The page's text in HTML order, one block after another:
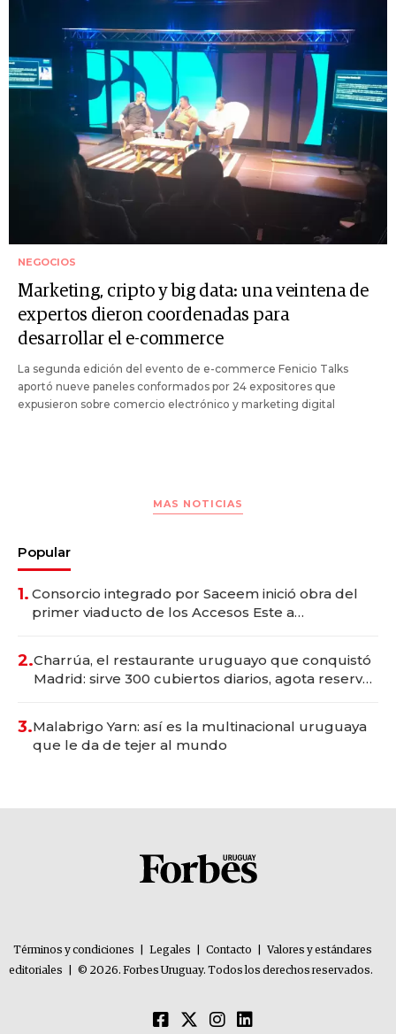
NEGOCIOS
Marketing, cripto y big data: una veintena de
expertos dieron coordenadas para
desarrollar el e-commerce
La segunda edición del evento de e-commerce Fenicio Talks
aportó nueve paneles conformados por 24 expositores que
expusieron sobre comercio electrónico y marketing digital
MAS NOTICIAS
Popular
1. Consorcio integrado por Saceem inició obra del
primer viaducto de los Accesos Este a
2.Charrúa, el restaurante uruguayo que conquistó
Madrid: sirve 300 cubiertos diarios, agota reservas
3.Malabrigo Yarn: así es la multinacional uruguaya
que le da de tejer al mundo
Términos y condiciones Legales Contacto
Valores y estándares
editoriales
© 2026. Forbes Uruguay. Todos los derechos reservados.